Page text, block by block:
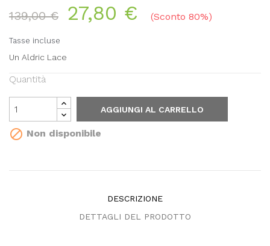
139,00 € 27,80 € Sconto 80%
Tasse incluse
Un Aldric Lace
Quantità
AGGIUNGI AL CARRELLO
 Non disponibile
DESCRIZIONE
DETTAGLI DEL PRODOTTO